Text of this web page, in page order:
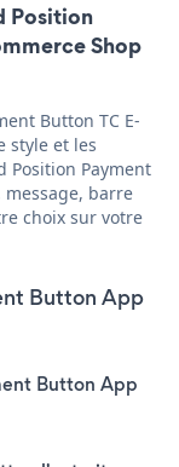
Position
Shop
Button TC E-
style et les
Position Payment
message, barre
choix sur votre
Button App
Button App